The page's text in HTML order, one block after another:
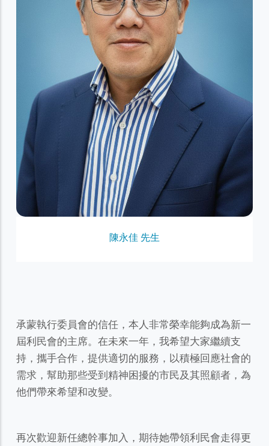
陳永佳 先生
承蒙執行委員會的信任，本人非常榮幸能夠成為新一
屆利民會的主席。在未來一年，我希望大家繼續支
持，攜手合作，提供適切的服務，以積極回應社會的
需求，幫助那些受到精神困擾的市民及其照顧者，為
他們帶來希望和改變。
再次歡迎新任總幹事加入，期待她帶領利民會走得更